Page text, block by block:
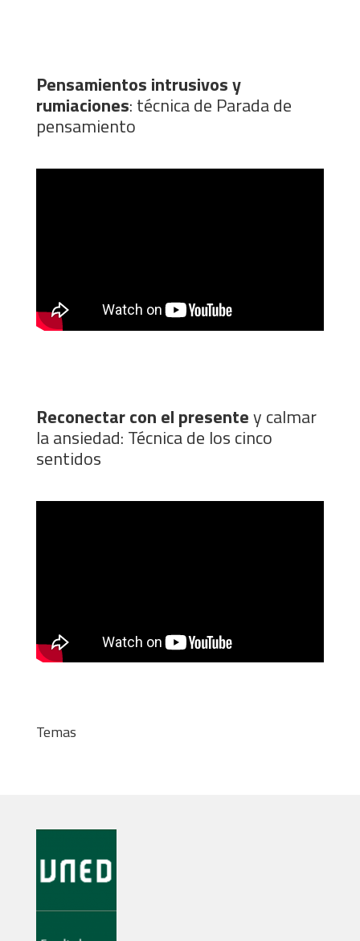
Pensamientos intrusivos y
rumiaciones: técnica de Parada de
pensamiento
Reconectar con el presentey calmar
la ansiedad: Técnica de los cinco
sentidos
Temas